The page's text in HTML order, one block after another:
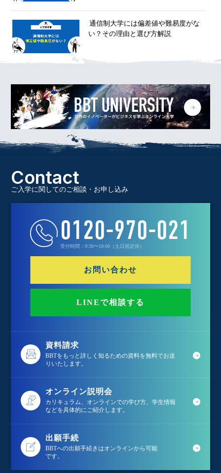
通信制大学には偏差値や難易度がな
い？その理由と選び方解説
Contact
ご入学に関してのご相談・お申し込み
0120-970-021
受付時間：9:30〜18:00（土日祝定休）
お問い合わせ
LINEで相談する
資料請求
BBTをもっと詳しく知るための資料を無料でお送
りいたします。
オンライン説明会
カリキュラム、オンラインでの学び方、学生情報
などを具体的にご紹介します。
出願手続
BBTへの出願手続きはオンラインから可能
です。